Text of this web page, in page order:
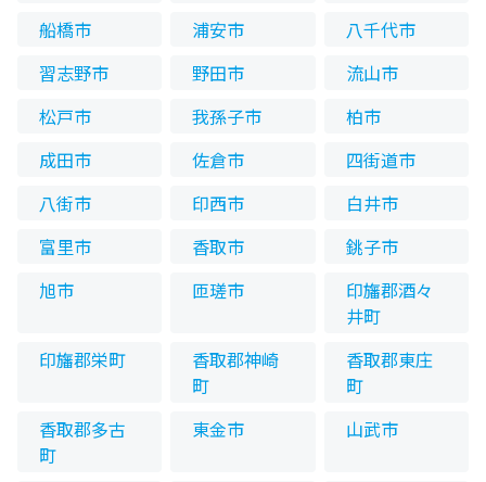
船橋市 浦安市
八千代市
習志野市
野田市
流山市
松戸市
我孫子市
柏市
成田市
佐倉市
四街道市
八街市
印西市
白井市
富里市
香取市
銚子市
旭市
匝瑳市
印旛郡酒々
井町
印旛郡栄町
香取郡神崎
町
香取郡東庄
町
香取郡多古
町
東金市 山武市